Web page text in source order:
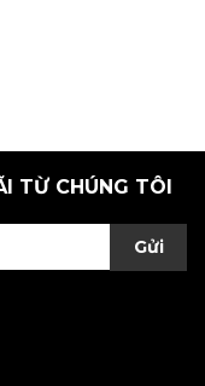
TỪ CHÚNG TÔI
Gửi